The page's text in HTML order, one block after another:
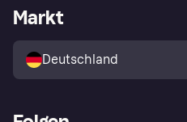
Klarna App
Shops entdecken
Käuferschutzrichtlinie
Händlerportal
Markt
Deutschland